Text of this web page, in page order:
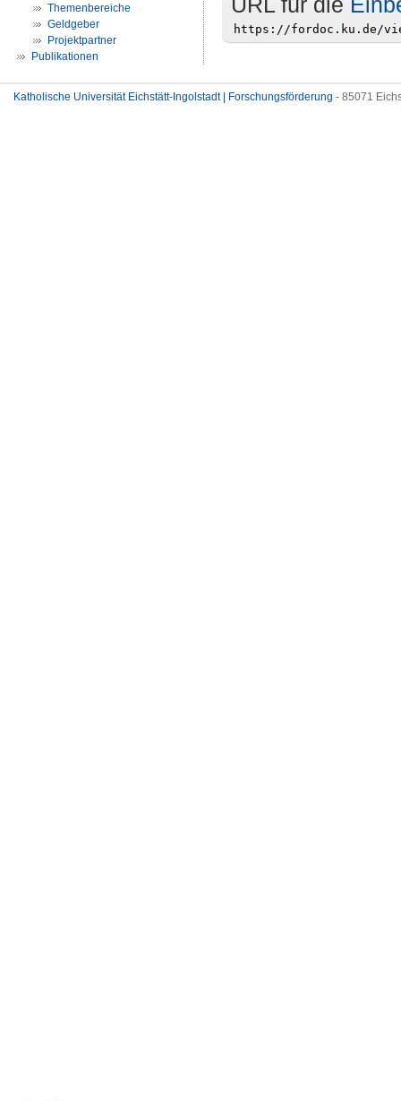
Themenbereiche
Geldgeber
Projektpartner
Publikationen
Katholische Universität Eichstätt-Ingolstadt | Forschungsförderung - 85071